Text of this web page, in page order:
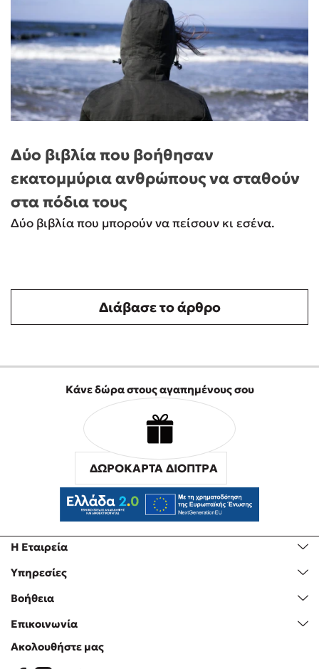
Δύο βιβλία που βοήθησαν
εκατομμύρια ανθρώπους να σταθούν
στα πόδια τους
Δύο βιβλία που μπορούν να πείσουν κι εσένα.
Διάβασε το άρθρο
Η Εταιρεία
Υπηρεσίες
Βοήθεια
Επικοινωνία
Κάνε δώρα στους αγαπημένους σου
ΔΩΡΟΚΑΡΤΑ ΔΙΟΠΤΡΑ
Ακολουθήστε μας